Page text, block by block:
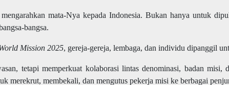
mata-Nya kepada Indonesia. Bukan hanya untuk
bangsa.
Mission 2025, gereja-gereja, lembaga, dan individu dipanggil
tetapi memperkuat kolaborasi lintas denominasi, badan misi,
merekrut, membekali, dan mengutus pekerja misi ke berbagai